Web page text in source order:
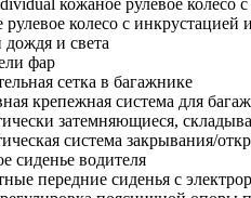
рулевое колесо с
дождя и света
фар
сетка в багажнике
крепежная система для
затемняющиеся,
система закрывания/
сиденье водителя
передние сиденья с